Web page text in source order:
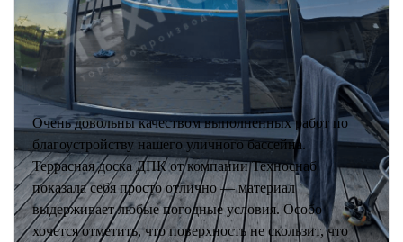
Очень довольны качеством выполненных работ по
благоустройству нашего уличного бассейна.
Террасная доска ДПК от компании Техноснаб
показала себя просто отлично — материал
выдерживает любые погодные условия. Особо
хочется отметить, что поверхность не скользит, что